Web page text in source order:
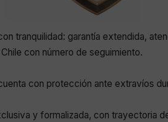
tranquilidad: garantía extendida,
con número de seguimiento.
con protección ante extravíos
y formalizada, con trayectoria